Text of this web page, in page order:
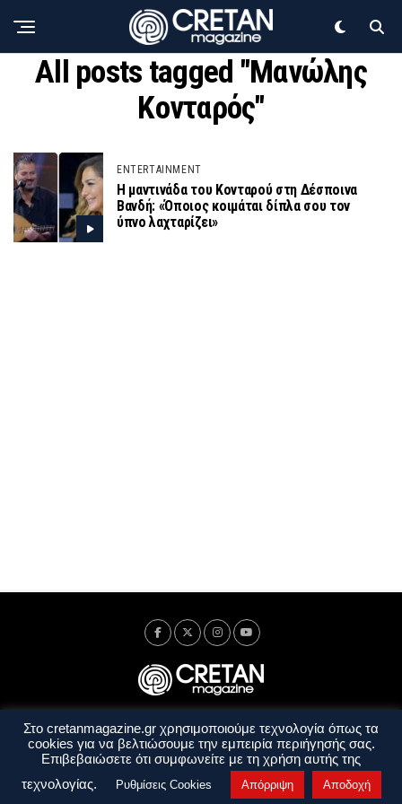
All posts tagged "Μανώλης
Κονταρός"
ENTERTAINMENT
Η μαντινάδα του Κονταρού στη Δέσποινα
Βανδή: «Όποιος κοιμάται δίπλα σου τον
ύπνο λαχταρίζει»
Ταυτότητα Πολιτική Απορρήτου
Όροι Χρήσης
Όροι και Προϋποθέσεις
Στο cretanmagazine.gr χρησιμοποιούμε τεχνολογία όπως τα
cookies για να βελτιώσουμε την εμπειρία περιήγησής σας.
Επιβεβαιώσετε ότι συμφωνείτε με τη χρήση αυτής της
τεχνολογίας.
Ρυθμίσεις Cookies Απόρριψη Αποδοχή